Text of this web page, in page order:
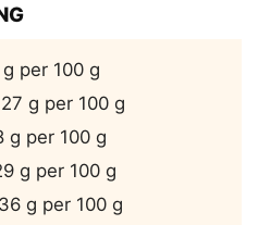
per 100 g
g per 100 g
g per 100 g
g per 100 g
g per 100 g